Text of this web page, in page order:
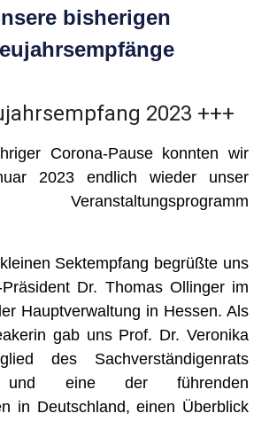
bisherigen
2023 +++
Corona-Pause konnten wir
2023 endlich wieder unser
Veranstaltungsprogramm
Sektempfang begrüßte uns
Dr. Thomas Ollinger im
Hauptverwaltung in Hessen. Als
gab unsProf. Dr. Veronika
des Sachverständigenrats
und eine der führenden
in Deutschland, einen Überblick